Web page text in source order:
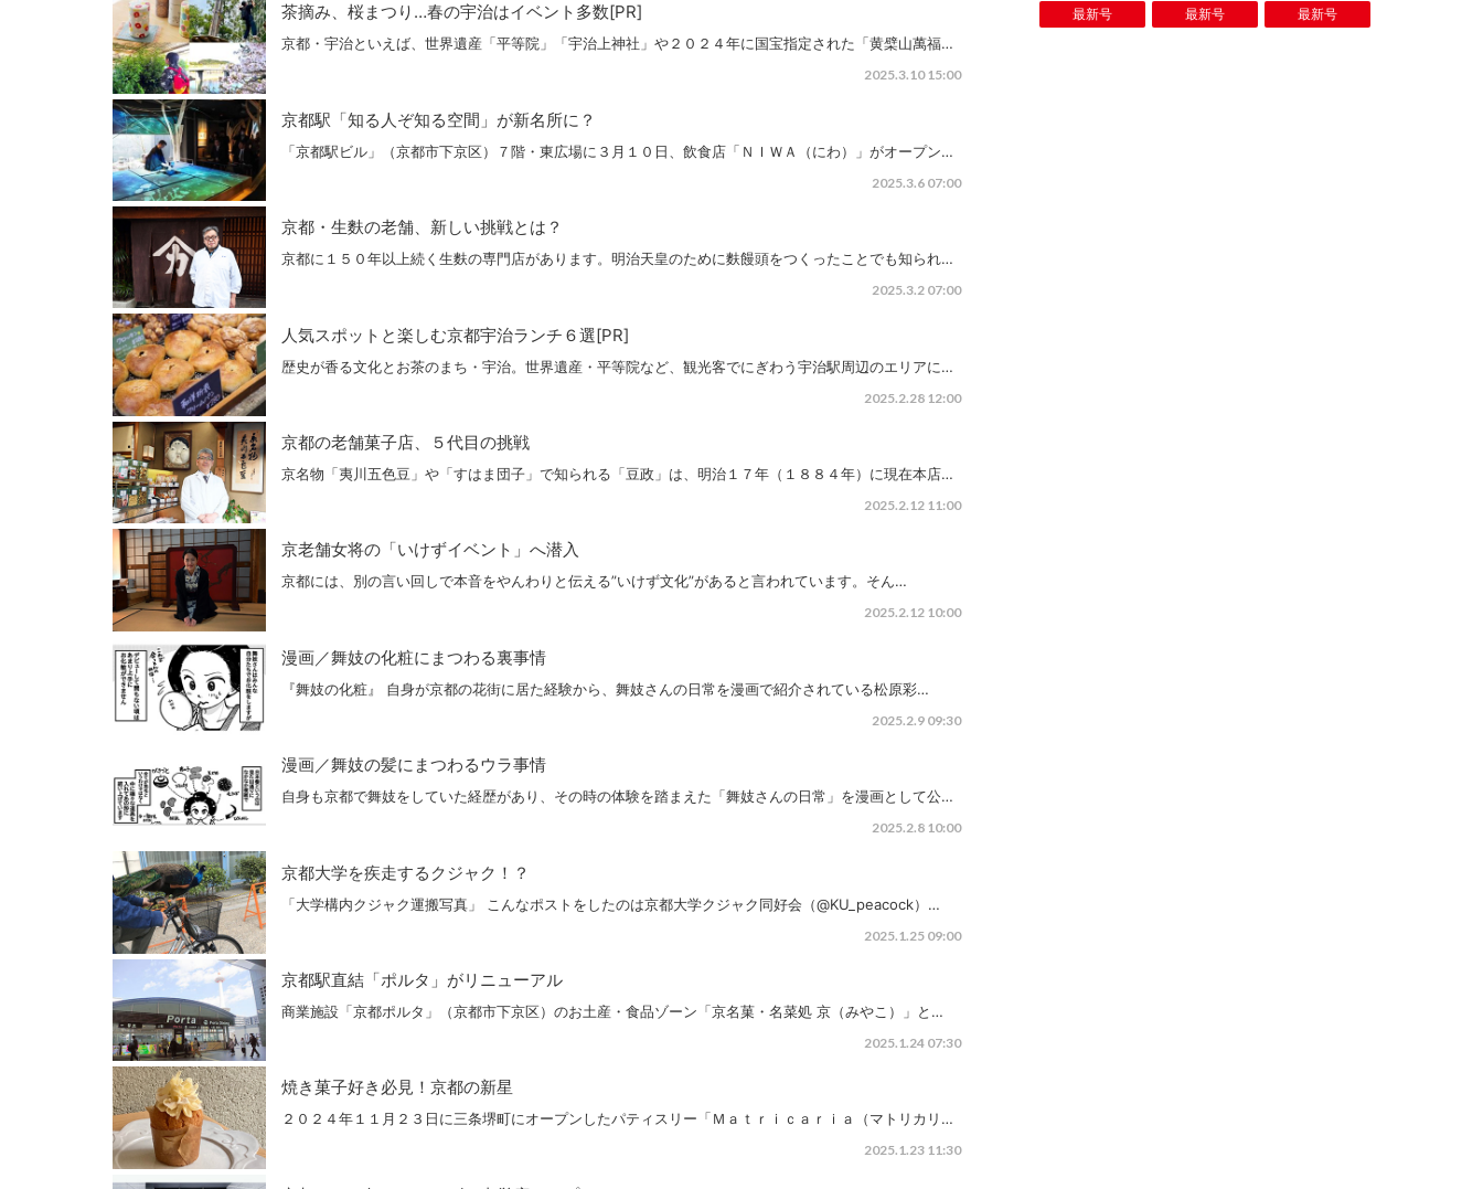
茶摘み、桜まつり…春の宇治はイベント多数[PR]
京都・宇治といえば、世界遺産「平等院」「宇治上神社」や２０２４年に国宝指定された「黄檗山萬福…
2025.3.10 15:00
京都駅「知る人ぞ知る空間」が新名所に？
「京都駅ビル」（京都市下京区）７階・東広場に３月１０日、飲食店「ＮＩＷＡ（にわ）」がオープン…
2025.3.6 07:00
京都・生麩の老舗、新しい挑戦とは？
京都に１５０年以上続く生麩の専門店があります。明治天皇のために麩饅頭をつくったことでも知られ…
2025.3.2 07:00
人気スポットと楽しむ京都宇治ランチ６選[PR]
歴史が香る文化とお茶のまち・宇治。世界遺産・平等院など、観光客でにぎわう宇治駅周辺のエリアに…
2025.2.28 12:00
京都の老舗菓子店、５代目の挑戦
京名物「夷川五色豆」や「すはま団子」で知られる「豆政」は、明治１７年（１８８４年）に現在本店…
2025.2.12 11:00
京老舗女将の「いけずイベント」へ潜入
京都には、別の言い回しで本音をやんわりと伝える”いけず文化”があると言われています。そん…
2025.2.12 10:00
漫画／舞妓の化粧にまつわる裏事情
『舞妓の化粧』 自身が京都の花街に居た経験から、舞妓さんの日常を漫画で紹介されている松原彩…
2025.2.9 09:30
漫画／舞妓の髪にまつわるウラ事情
自身も京都で舞妓をしていた経歴があり、その時の体験を踏まえた「舞妓さんの日常」を漫画として公…
2025.2.8 10:00
京都大学を疾走するクジャク！？
「大学構内クジャク運搬写真」 こんなポストをしたのは京都大学クジャク同好会（@KU_peacock）…
2025.1.25 09:00
京都駅直結「ポルタ」がリニューアル
商業施設「京都ポルタ」（京都市下京区）のお土産・食品ゾーン「京名菓・名菜処 京（みやこ）」と…
2025.1.24 07:30
焼き菓子好き必見！京都の新星
２０２４年１１月２３日に三条堺町にオープンしたパティスリー「Ｍａｔｒｉｃａｒｉａ（マトリカリ…
2025.1.23 11:30
最新号 最新号 最新号